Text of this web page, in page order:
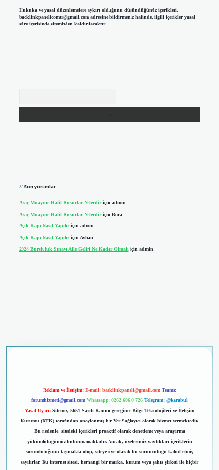
Hukuka ve yasal düzenlemelere aykırı olduğunu düşündüğünüz içerikleri,
backlinkpanelicomtr@gmail.comadresine bildirmeniz halinde, ilgili içerikler yasal
süre içerisinde sitemizden kaldırılacaktır.
Son yorumlar
Araç Muayene Hafif Kusurlar Nelerdiriçin admin
Araç Muayene Hafif Kusurlar Nelerdiriçin Bora
Açık Kapı Nasıl Yapılıriçin admin
Açık Kapı Nasıl Yapılıriçin Ayhan
2024 Bursluluk Sınavı Aile Geliri Ne Kadar Olmalıiçin admin
Reklam ve İletişim: E-mail: backlinkpaneli@gmail.com Teams:
forumhizmeti@gmail.com Whatsapp: 0262 606 0 726 Telegram: @karabul
Yasal Uyarı: Sitemiz, 5651 Sayılı Kanun gereğince Bilgi Teknolojileri ve İletişim
Kurumu (BTK) tarafından onaylanmış bir Yer Sağlayıcı olarak hizmet vermektedir.
Bu nedenle, sitedeki içerikleri proaktif olarak denetleme veya araştırma
yükümlülüğümüz bulunmamaktadır. Ancak, üyelerimiz yazdıkları içeriklerin
sorumluluğunu taşımakta olup, siteye üye olarak bu sorumluluğu kabul etmiş
sayılırlar. Bu internet sitesi, herhangi bir marka, kurum veya şahıs şirketi ile hiçbir